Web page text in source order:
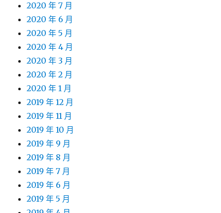
2020 年 7 月
2020 年 6 月
2020 年 5 月
2020 年 4 月
2020 年 3 月
2020 年 2 月
2020 年 1 月
2019 年 12 月
2019 年 11 月
2019 年 10 月
2019 年 9 月
2019 年 8 月
2019 年 7 月
2019 年 6 月
2019 年 5 月